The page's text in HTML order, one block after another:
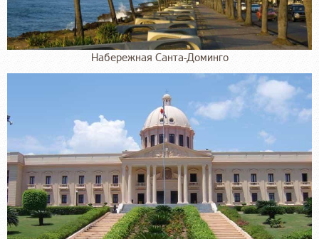
Набережная Санта-Доминго